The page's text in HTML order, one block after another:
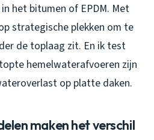
het bitumen of EPDM. Met
strategische plekken om te
de toplaag zit. En ik test
hemelwaterafvoeren zijn
op platte daken.
maken het verschil